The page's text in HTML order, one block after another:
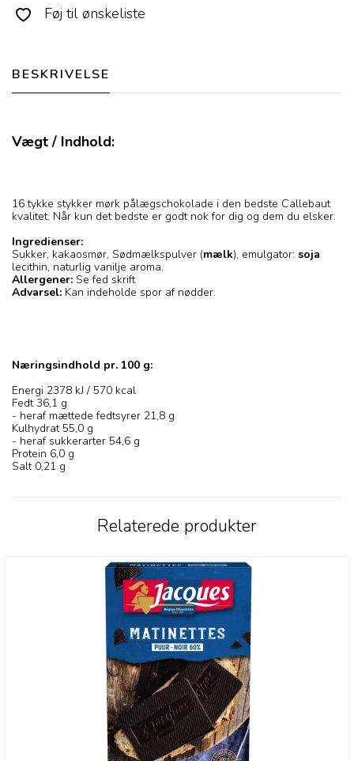
Føj til ønskeliste
BESKRIVELSE
Vægt / Indhold:
16 tykke stykker mørk pålægschokolade i den bedste Callebaut
kvalitet. Når kun det bedste er godt nok for dig og dem du elsker.
Ingredienser:
Sukker, kakaosmør, Sødmælkspulver (mælk), emulgator: soja
lecithin, naturlig vanilje aroma.
Allergener: Se fed skrift
Advarsel: Kan indeholde spor af nødder.
Næringsindhold pr. 100 g:
Energi 2378 kJ / 570 kcal
Fedt 36,1 g
- heraf mættede fedtsyrer 21,8 g
Kulhydrat 55,0 g
- heraf sukkerarter 54,6 g
Protein 6,0 g
Salt 0,21 g
Relaterede produkter